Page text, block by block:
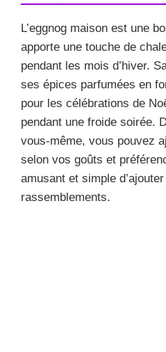
L’eggnog maison est une
apporte une touche de
pendant les mois d’hiver.
ses épices parfumées en
pour les célébrations de
pendant une froide soirée.
vous-même, vous pouvez
selon vos goûts et
amusant et simple
rassemblements.